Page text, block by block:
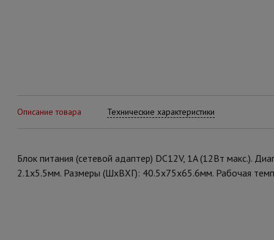
Описание товара Технические характеристики
Блок питания (сетевой адаптер) DC12V, 1A (12Вт макс.).
2.1x5.5мм. Размеры (ШхВХГ): 40.5x75x65.6мм. Рабочая